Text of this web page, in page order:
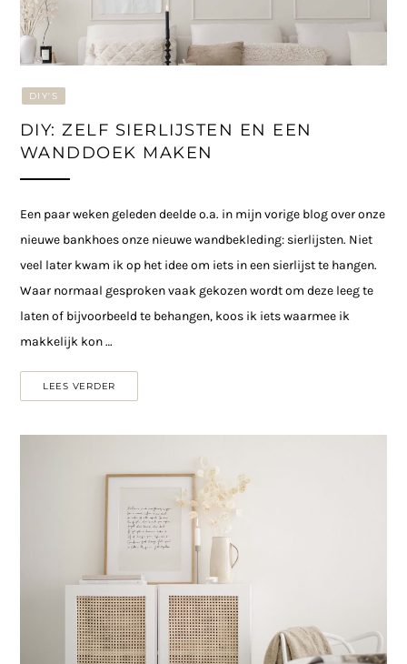
DIY'S
DIY: ZELF SIERLIJSTEN EN EEN
WANDDOEK MAKEN
Een paar weken geleden deelde o.a. in mijn vorige blog over onze
nieuwe bankhoes onze nieuwe wandbekleding: sierlijsten. Niet
veel later kwam ik op het idee om iets in een sierlijst te hangen.
Waar normaal gesproken vaak gekozen wordt om deze leeg te
laten of bijvoorbeeld te behangen, koos ik iets waarmee ik
makkelijk kon …
LEES VERDER